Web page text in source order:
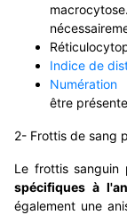
Indice de
Numération
être
2- Frottis de sang
Le frottis sanguin
spécifiques à
également une